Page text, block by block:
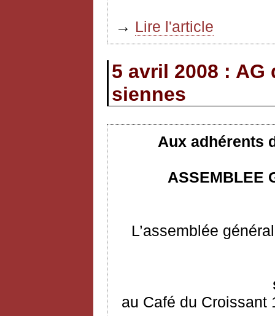
→ Lire l'article
5 avril 2008 :
siennes
Aux adhérents
ASSEMBLEE
L’assemblée
au Café du Croissant